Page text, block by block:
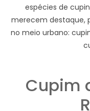
espécies de
merecem destaque,
no meio urbano:
Cupim